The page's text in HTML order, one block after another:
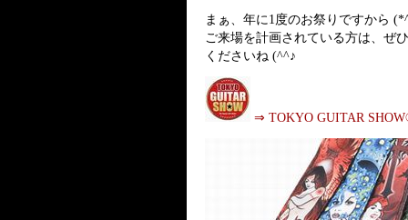
まぁ、年に1度のお祭りですから
ご来場を計画されている方は、ぜ
くださいね (^^♪
⇒ TOKYO GUITAR